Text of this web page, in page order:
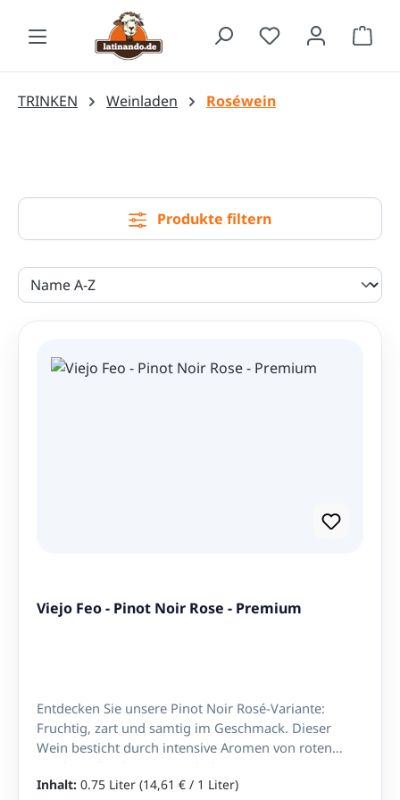
Zum Hauptinhalt springen
TRINKEN Weinladen Roséwein
Produkte filtern
Viejo Feo - Pinot Noir Rose - Premium
Entdecken Sie unsere Pinot Noir Rosé-Variante:
Fruchtig, zart und samtig im Geschmack. Dieser
Wein besticht durch intensive Aromen von roten
Perfekt abgestimmt für Salate, Käse und gegrilltes
Inhalt: 0.75 Liter (14,61 € / 1 Liter)